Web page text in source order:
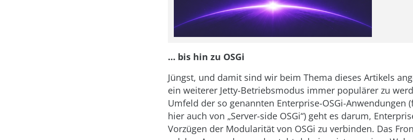
… bis hin zu OSGi
Jüngst, und damit sind wir beim Thema dieses Artikels
ein weiterer Jetty-Betriebsmodus immer populärer zu
Umfeld der so genannten Enterprise-OSGi-Anwendungen
hier auch von „Server-side OSGi“) geht es darum,
Vorzügen der Modularität von OSGi zu verbinden. Das